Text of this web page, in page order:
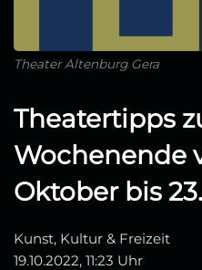
Theater Altenburg Gera
Theatertipps
Wochenende
Oktober bis
Kunst, Kultur & Freizeit
19.10.2022, 11:23 Uhr